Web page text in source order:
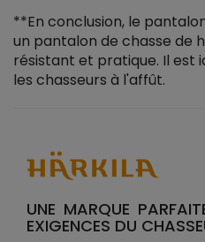
**En conclusion, le
un pantalon de chasse de
résistant et pratique. Il est
les chasseurs à l'affût.
UNE MARQUE
EXIGENCES DU